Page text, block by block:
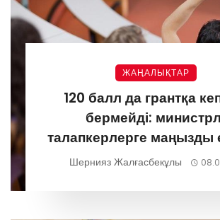
ЖАҢАЛЫҚТАР
120 балл да грантқа
бермейді:
талапкерлерге маңызды
жасады
Шернияз Жалғасбекұлы